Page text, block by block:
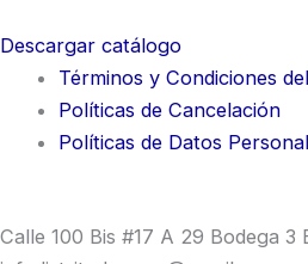
Descargar catálogo
Términos y Condiciones
Políticas de Cancelación
Políticas de Datos
Calle 100 Bis #17 A 29 Bodega 3